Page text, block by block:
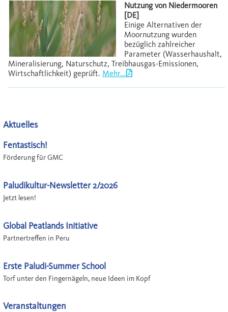
Nutzung von Niedermooren
[DE]
Einige Alternativen der
Moornutzung wurden
bezüglich zahlreicher
Parameter (Wasserhaushalt,
Mineralisierung, Naturschutz, Treibhausgas-Emissionen,
Wirtschaftlichkeit) geprüft. Mehr...
Aktuelles
Fentastisch!
Förderung für GMC
Paludikultur-Newsletter 2/2026
Jetzt lesen!
Global Peatlands Initiative
Partnertreffen in Peru
Erste Paludi-Summer School
Torf unter den Fingernägeln, neue Ideen im Kopf
Veranstaltungen